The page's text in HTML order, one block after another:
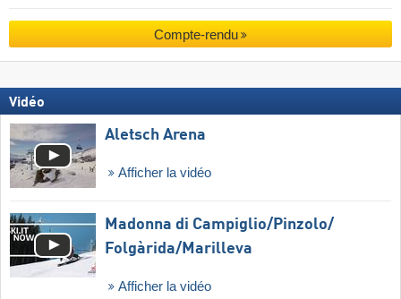
Compte-rendu
Vidéo
Aletsch Arena
Afficher la vidéo
Madonna di Campiglio/​Pinzolo/​
Folgàrida/​Marilleva
Afficher la vidéo